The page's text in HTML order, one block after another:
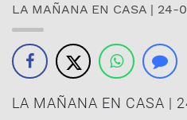
LA MAÑANA EN CASA | 24-
LA MAÑANA EN CASA |